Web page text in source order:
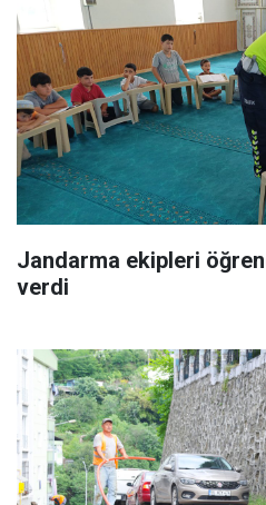
Jandarma ekipleri
verdi